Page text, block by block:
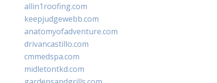
allin1roofing.com
keepjudgewebb.com
anatomyofadventure.com
drivancastillo.com
cmmedspa.com
midletontkd.com